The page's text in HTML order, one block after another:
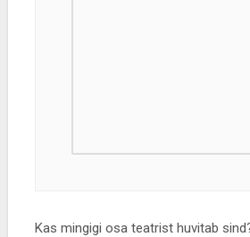
Kas mingigi osa teatrist huvitab